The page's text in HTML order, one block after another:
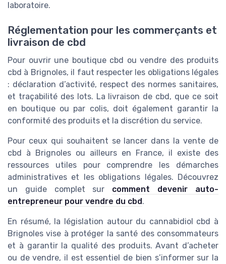
laboratoire.
Réglementation pour les commerçants et
livraison de cbd
Pour ouvrir une boutique cbd ou vendre des produits
cbd à Brignoles, il faut respecter les obligations légales
: déclaration d’activité, respect des normes sanitaires,
et traçabilité des lots. La livraison de cbd, que ce soit
en boutique ou par colis, doit également garantir la
conformité des produits et la discrétion du service.
Pour ceux qui souhaitent se lancer dans la vente de
cbd à Brignoles ou ailleurs en France, il existe des
ressources utiles pour comprendre les démarches
administratives et les obligations légales. Découvrez
un guide complet sur comment devenir auto-
entrepreneur pour vendre du cbd.
En résumé, la législation autour du cannabidiol cbd à
Brignoles vise à protéger la santé des consommateurs
et à garantir la qualité des produits. Avant d’acheter
ou de vendre, il est essentiel de bien s’informer sur la